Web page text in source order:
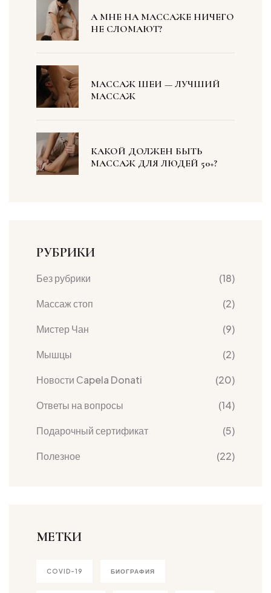
А МНЕ НА МАССАЖЕ НИЧЕГО
НЕ СЛОМАЮТ?
МАССАЖ ШЕИ — ЛУЧШИЙ
МАССАЖ
КАКОЙ ДОЛЖЕН БЫТЬ
МАССАЖ ДЛЯ ЛЮДЕЙ 50+?
РУБРИКИ
Без рубрики
(18)
Массаж стоп
(2)
Мистер Чан
(9)
Мышцы
(2)
Новости Сapela Donati
(20)
Ответы на вопросы
(14)
Подарочный сертификат
(5)
Полезное
(22)
МЕТКИ
COVID-19 БИОГРАФИЯ